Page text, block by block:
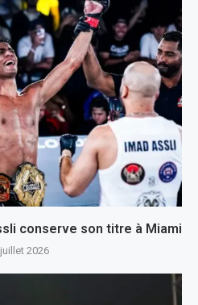
conserve son titre à Miami
2026